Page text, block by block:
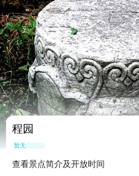
程园
暂无点评
查看景点简介及开放时间
